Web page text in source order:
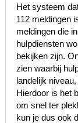
Het systeem
112 meldingen
meldingen die
hulpdiensten
bekijken zijn.
zien waarbij
landelijk
Hierdoor is het
om snel ter
kun je dus ook